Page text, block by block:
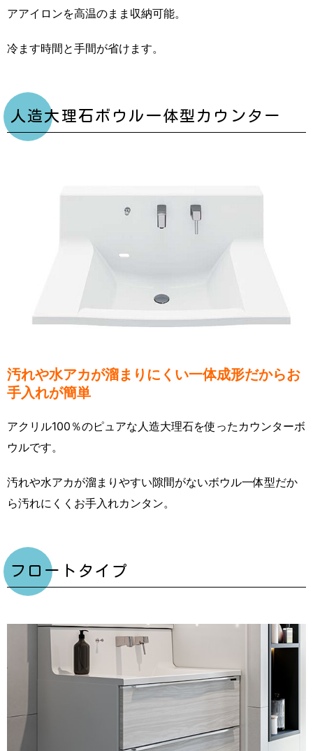
アアイロンを高温のまま収納可能。
冷ます時間と手間が省けます。
人造大理石ボウル一体型カウンター
汚れや水アカが溜まりにくい一体成形だからお
手入れが簡単
アクリル100％のピュアな人造大理石を使ったカウンターボ
ウルです。
汚れや水アカが溜まりやすい隙間がないボウル一体型だか
ら汚れにくくお手入れカンタン。
フロートタイプ